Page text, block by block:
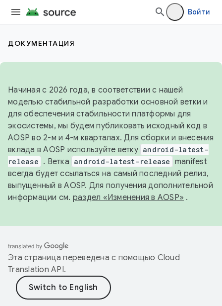
Войти
ДОКУМЕНТАЦИЯ
Начиная с 2026 года, в соответствии с нашей
моделью стабильной разработки основной ветки и
для обеспечения стабильности платформы для
экосистемы, мы будем публиковать исходный код в
AOSP во 2-м и 4-м кварталах. Для сборки и внесения
вклада в AOSP используйте ветку android-latest-
release . Ветка android-latest-release manifest
всегда будет ссылаться на самый последний релиз,
выпущенный в AOSP. Для получения дополнительной
информации см. раздел «Изменения в AOSP» .
Эта страница переведена с помощью Cloud
Translation API.